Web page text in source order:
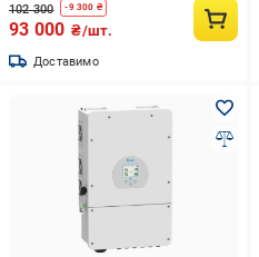
102 300 -9 300 ₴
93 000 ₴/шт.
Доставимо